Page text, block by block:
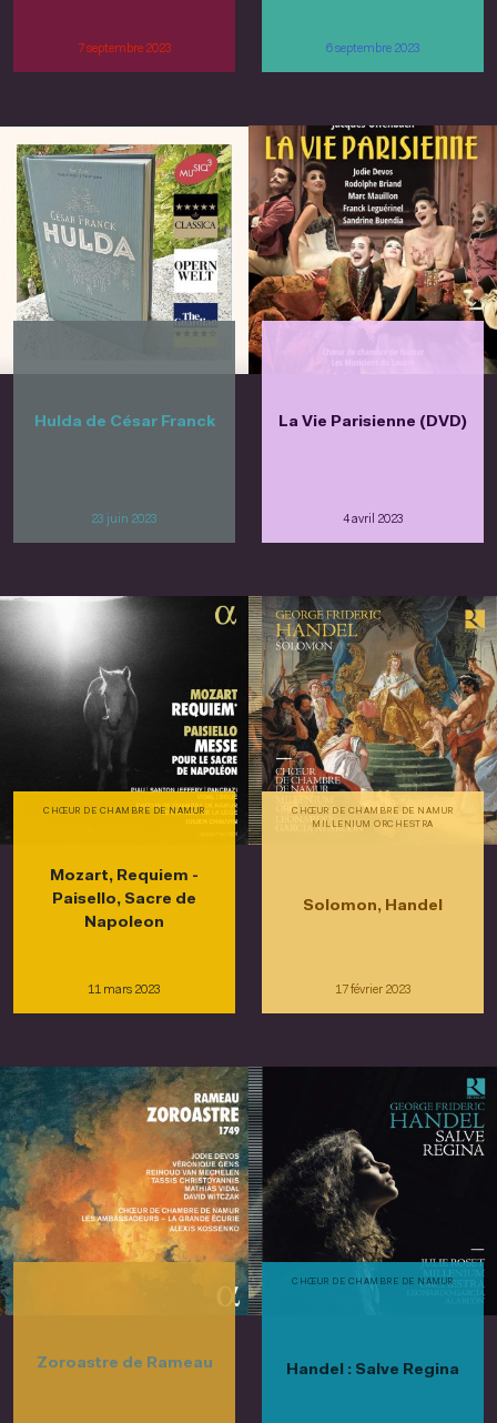
7 septembre 2023 6 septembre 2023
Hulda de César Franck
23 juin 2023
La Vie Parisienne (DVD)
4 avril 2023
CHŒUR DE CHAMBRE DE NAMUR
Mozart, Requiem -
Paisello, Sacre de
Napoleon
11 mars 2023
CHŒUR DE CHAMBRE DE NAMUR
MILLENIUM ORCHESTRA
Solomon, Handel
17 février 2023
Zoroastre de Rameau
CHŒUR DE CHAMBRE DE NAMUR
Handel : Salve Regina